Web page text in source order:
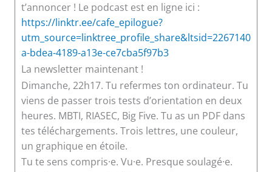
t’annoncer ! Le podcast est en ligne ici :
https://linktr.ee/cafe_epilogue?
utm_source=linktree_profile_share&ltsid=2267140
a-bdea-4189-a13e-ce7cba5f97b3
La newsletter maintenant !
Dimanche, 22h17. Tu refermes ton ordinateur. Tu
viens de passer trois tests d’orientation en deux
heures. MBTI, RIASEC, Big Five. Tu as un PDF dans
tes téléchargements. Trois lettres, une couleur,
un graphique en étoile.
Tu te sens compris·e. Vu·e. Presque soulagé·e.